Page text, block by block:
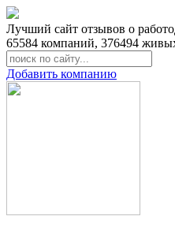
Лучший сайт отзывов о
65584 компаний, 376494
Добавить компанию